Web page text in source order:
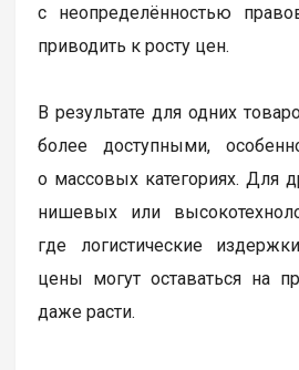
с неопределённостью
приводить к росту цен.
В результате для одних
более доступными,
о массовых категориях. Для
нишевых или
где логистические
цены могут оставаться на
даже расти.